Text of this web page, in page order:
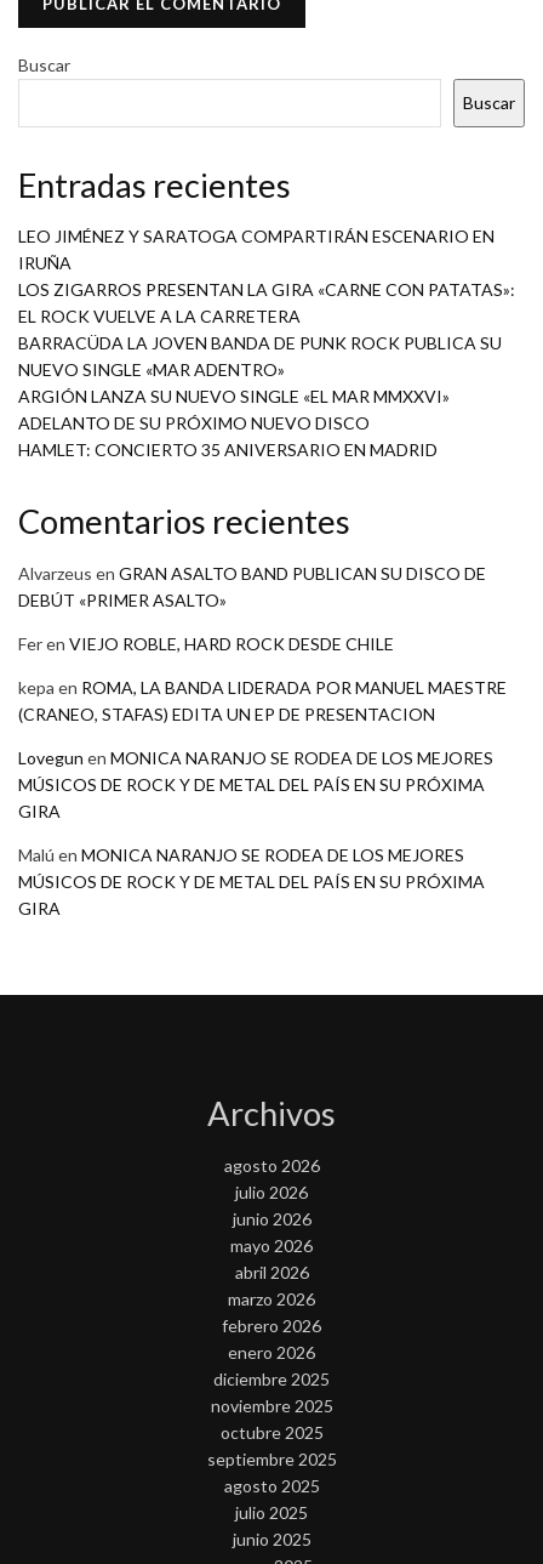
Buscar
Buscar
Entradas recientes
LEO JIMÉNEZ Y SARATOGA COMPARTIRÁN ESCENARIO EN
IRUÑA
LOS ZIGARROS PRESENTAN LA GIRA «CARNE CON PATATAS»:
EL ROCK VUELVE A LA CARRETERA
BARRACÜDA LA JOVEN BANDA DE PUNK ROCK PUBLICA SU
NUEVO SINGLE «MAR ADENTRO»
ARGIÓN LANZA SU NUEVO SINGLE «EL MAR MMXXVI»
ADELANTO DE SU PRÓXIMO NUEVO DISCO
HAMLET: CONCIERTO 35 ANIVERSARIO EN MADRID
Comentarios recientes
Alvarzeus en GRAN ASALTO BAND PUBLICAN SU DISCO DE
DEBÚT «PRIMER ASALTO»
Feren VIEJO ROBLE, HARD ROCK DESDE CHILE
kepa en ROMA, LA BANDA LIDERADA POR MANUEL MAESTRE
(CRANEO, STAFAS) EDITA UN EP DE PRESENTACION
Lovegun en MONICA NARANJO SE RODEA DE LOS MEJORES
MÚSICOS DE ROCK Y DE METAL DEL PAÍS EN SU PRÓXIMA
GIRA
Malú en MONICA NARANJO SE RODEA DE LOS MEJORES
MÚSICOS DE ROCK Y DE METAL DEL PAÍS EN SU PRÓXIMA
GIRA
Archivos
agosto 2026
julio 2026
junio 2026
mayo 2026
abril 2026
marzo 2026
febrero 2026
enero 2026
diciembre 2025
noviembre 2025
octubre 2025
septiembre 2025
agosto 2025
julio 2025
junio 2025